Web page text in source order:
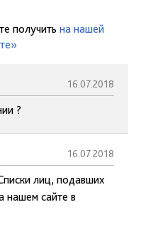
получить на нашей
16.07.2018
?
16.07.2018
лиц, подавших
нашем сайте в